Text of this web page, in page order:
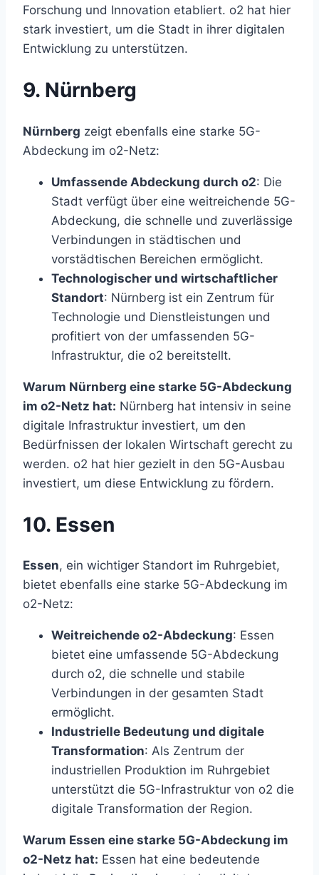
Forschung und Innovation etabliert. o2 hat hier
stark investiert, um die Stadt in ihrer digitalen
Entwicklung zu unterstützen.
9. Nürnberg
Nürnberg zeigt ebenfalls eine starke 5G-
Abdeckung im o2-Netz:
Umfassende Abdeckung durch o2: Die
Stadt verfügt über eine weitreichende 5G-
Abdeckung, die schnelle und zuverlässige
Verbindungen in städtischen und
vorstädtischen Bereichen ermöglicht.
Technologischer und wirtschaftlicher
Standort: Nürnberg ist ein Zentrum für
Technologie und Dienstleistungen und
profitiert von der umfassenden 5G-
Infrastruktur, die o2 bereitstellt.
Warum Nürnberg eine starke 5G-Abdeckung
im o2-Netz hat: Nürnberg hat intensiv in seine
digitale Infrastruktur investiert, um den
Bedürfnissen der lokalen Wirtschaft gerecht zu
werden. o2 hat hier gezielt in den 5G-Ausbau
investiert, um diese Entwicklung zu fördern.
10. Essen
Essen, ein wichtiger Standort im Ruhrgebiet,
bietet ebenfalls eine starke 5G-Abdeckung im
o2-Netz:
Weitreichende o2-Abdeckung: Essen
bietet eine umfassende 5G-Abdeckung
durch o2, die schnelle und stabile
Verbindungen in der gesamten Stadt
ermöglicht.
Industrielle Bedeutung und digitale
Transformation: Als Zentrum der
industriellen Produktion im Ruhrgebiet
unterstützt die 5G-Infrastruktur von o2 die
digitale Transformation der Region.
Warum Essen eine starke 5G-Abdeckung im
o2-Netz hat: Essen hat eine bedeutende